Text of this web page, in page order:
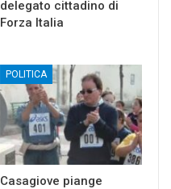
delegato cittadino di
Forza Italia
POLITICA
Casagiove piange